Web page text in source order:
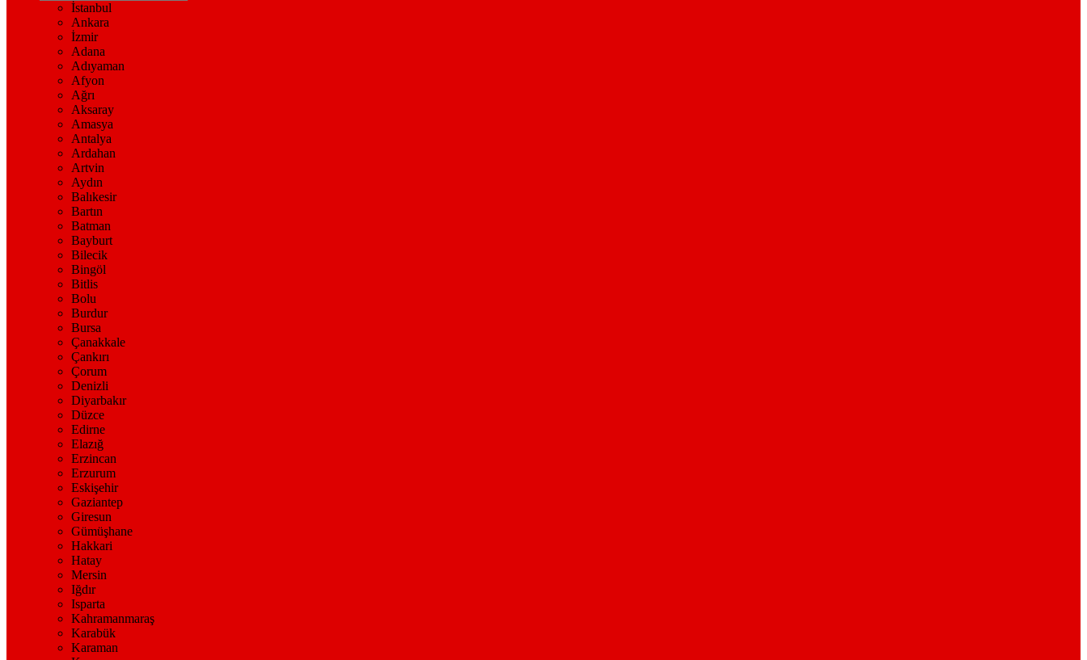
İstanbul
Ankara
İzmir
Adana
Adıyaman
Afyon
Ağrı
Aksaray
Amasya
Antalya
Ardahan
Artvin
Aydın
Balıkesir
Bartın
Batman
Bayburt
Bilecik
Bingöl
Bitlis
Bolu
Burdur
Bursa
Çanakkale
Çankırı
Çorum
Denizli
Diyarbakır
Düzce
Edirne
Elazığ
Erzincan
Erzurum
Eskişehir
Gaziantep
Giresun
Gümüşhane
Hakkari
Hatay
Mersin
Iğdır
Isparta
Kahramanmaraş
Karabük
Karaman